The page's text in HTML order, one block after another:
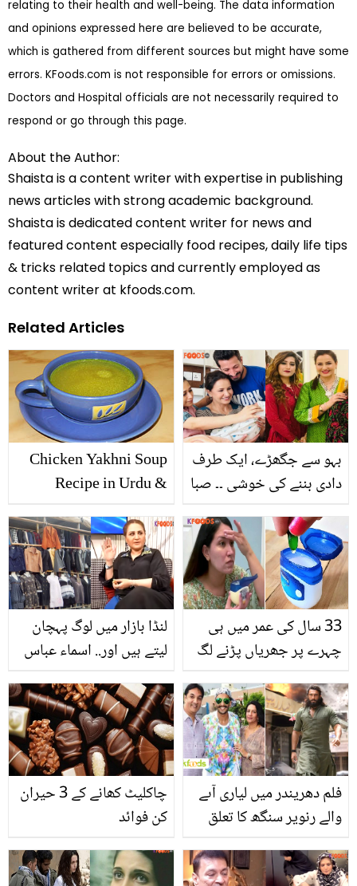
relating to their health and well-being. The data information
and opinions expressed here are believed to be accurate,
which is gathered from different sources but might have some
errors. KFoods.com is not responsible for errors or omissions.
Doctors and Hospital officials are not necessarily required to
respond or go through this page.
About the Author:
Shaista is a content writer with expertise in publishing
news articles with strong academic background.
Shaista is dedicated content writer for news and
featured content especially food recipes, daily life tips
& tricks related topics and currently employed as
content writer at kfoods.com.
Related Articles
Chicken Yakhni Soup
Recipe in Urdu &
بہو سے جگھڑے، ایک طرف
دادی بننے کی خوشی ۔۔ صبا
گئیں! ننھے مہمان کے ساتھ
تصاویر شئیر کردیں
لنڈا بازار میں لوگ پہچان
لیتے ہیں اور.. اسماء عباس
خریدتی ہیں؟
33 سال کی عمر میں ہی
چہرے پر جھریاں پڑنے لگ
کیسے لگائیں کہ جھریاں
بھی کنٹرول ہوں اور سردی
سے جلد بھی نہ پھٹے
چاکلیٹ کھانے کے 3 حیران
کن فوائد
فلم دھریندر میں لیاری آںے
والے رنویر سنگھ کا تعلق
کیسے؟ حیران کن انکشاف